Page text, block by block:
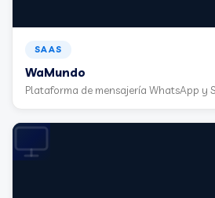
SAAS
WaMundo
Plataforma de mensajería WhatsApp y